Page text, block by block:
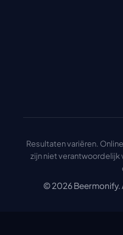
Resultaten variëren.
zijn niet verantwoordelijk
© 2026